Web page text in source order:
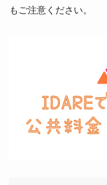
もご注意ください。